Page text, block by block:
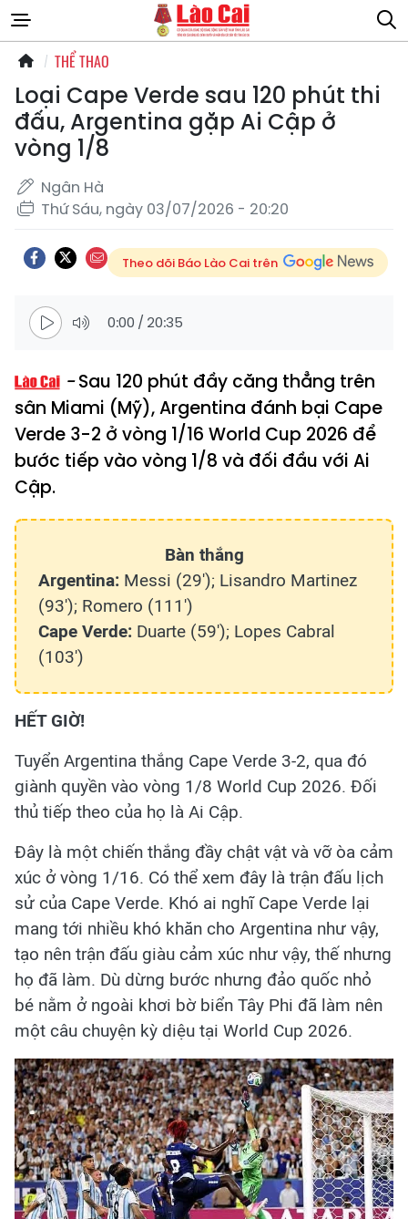
THỂ THAO
Loại Cape Verde sau 120 phút thi
đấu, Argentina gặp Ai Cập ở
vòng 1/8
Ngân Hà
Thứ Sáu, ngày 03/07/2026 - 20:20
Theo dõi Báo Lào Cai trên
0:00 / 20:35
Sau 120 phút đầy căng thẳng trên
sân Miami (Mỹ), Argentina đánh bại Cape
Verde 3-2 ở vòng 1/16 World Cup 2026 để
bước tiếp vào vòng 1/8 và đối đầu với Ai
Cập.
Bàn thắng
Argentina: Messi (29'); Lisandro Martinez
(93'); Romero (111')
Cape Verde: Duarte (59'); Lopes Cabral
(103')
​HẾT GIỜ!
Tuyển Argentina thắng Cape Verde 3-2, qua đó
giành quyền vào vòng 1/8 World Cup 2026. Đối
thủ tiếp theo của họ là Ai Cập.
Đây là một chiến thắng đầy chật vật và vỡ òa cảm
xúc ở vòng 1/16. Có thể xem đây là trận đấu lịch
sử của Cape Verde. Khó ai nghĩ Cape Verde lại
mang tới nhiều khó khăn cho Argentina như vậy,
tạo nên trận đấu giàu cảm xúc như vậy, thế nhưng
họ đã làm. Dù dừng bước nhưng đảo quốc nhỏ
bé nằm ở ngoài khơi bờ biển Tây Phi đã làm nên
một câu chuyện kỳ diệu tại World Cup 2026.